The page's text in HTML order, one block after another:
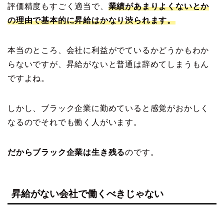
評価精度もすごく適当で、 業績があまりよくないとか
の理由で基本的に昇給はかなり渋られます。
本当のところ、会社に利益がでているかどうかもわか
らないですが、昇給がないと普通は辞めてしまうもん
ですよね。
しかし、ブラック企業に勤めていると感覚がおかしく
なるのでそれでも働く人がいます。
だからブラック企業は生き残るのです。
昇給がない会社で働くべきじゃない